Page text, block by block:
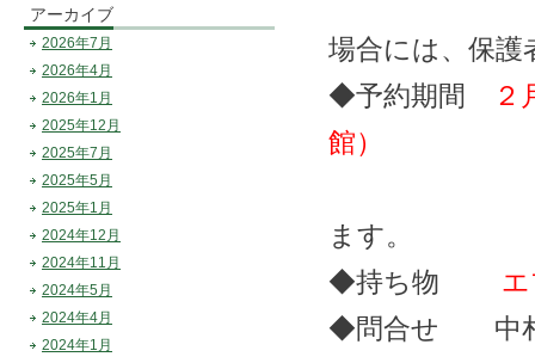
場合には、保護
◆予約期間
２
館）
ます。
◆持ち物
◆問合せ 中札
アーカイブ
2026年7月
2026年4月
2026年1月
2025年12月
2025年7月
2025年5月
2025年1月
2024年12月
2024年11月
2024年5月
2024年4月
2024年1月